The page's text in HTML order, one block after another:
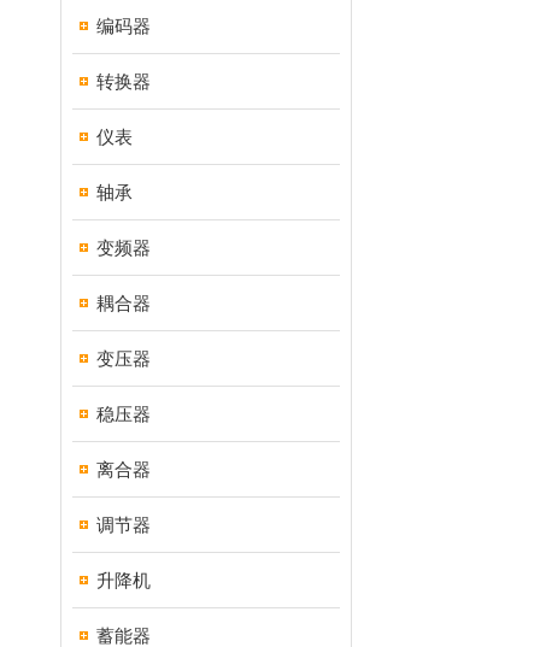
编码器
转换器
仪表
轴承
变频器
耦合器
变压器
稳压器
离合器
调节器
升降机
蓄能器